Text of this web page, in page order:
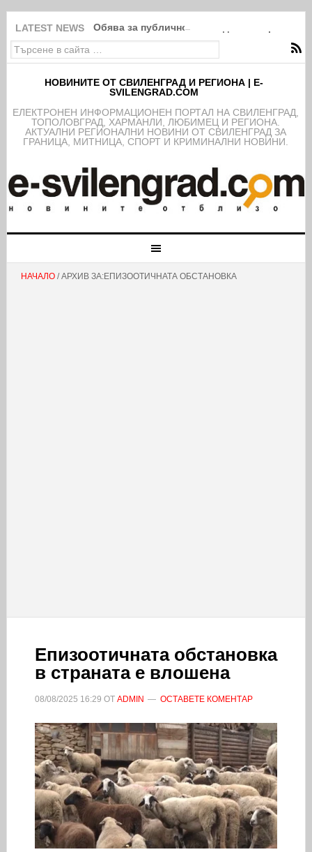
LATEST NEWS Обява за публично обсъждане на проекта
НОВИНИТЕ ОТ СВИЛЕНГРАД И РЕГИОНА | E-
SVILENGRAD.COM
EЛЕКТРОНЕН ИНФОРМАЦИОНЕН ПОРТАЛ НА СВИЛЕНГРАД,
ТОПОЛОВГРАД, ХАРМАНЛИ, ЛЮБИМЕЦ И РЕГИОНА.
АКТУАЛНИ РЕГИОНАЛНИ НОВИНИ ОТ СВИЛЕНГРАД ЗА
ГРАНИЦА, МИТНИЦА, СПОРТ И КРИМИНАЛНИ НОВИНИ.
НАЧАЛО/ АРХИВ ЗА:ЕПИЗООТИЧНАТА ОБСТАНОВКА
Епизоотичната обстановка
в страната е влошена
08/08/2025 16:29 ОТ ADMIN ОСТАВЕТЕ КОМЕНТАР